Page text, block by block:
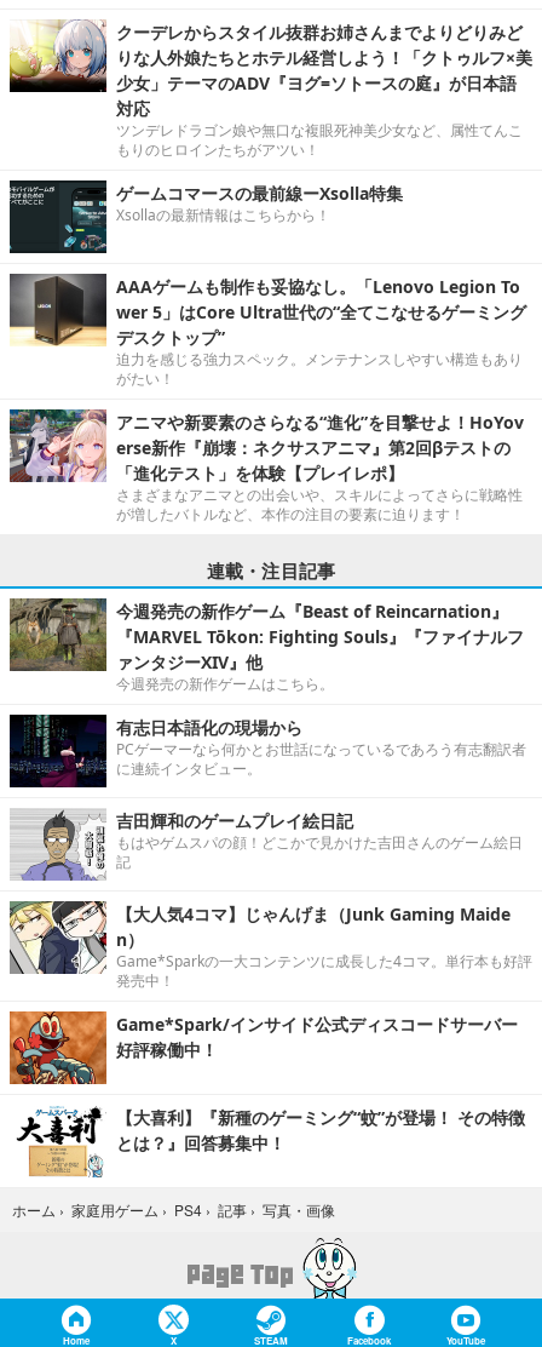
クーデレからスタイル抜群お姉さんまでよりどりみど
りな人外娘たちとホテル経営しよう！「クトゥルフ×美
少女」テーマのADV『ヨグ=ソトースの庭』が日本語
対応
ツンデレドラゴン娘や無口な複眼死神美少女など、属性てんこ
もりのヒロインたちがアツい！
ゲームコマースの最前線ーXsolla特集
Xsollaの最新情報はこちらから！
AAAゲームも制作も妥協なし。「Lenovo Legion To
wer 5」はCore Ultra世代の“全てこなせるゲーミング
デスクトップ”
迫力を感じる強力スペック。メンテナンスしやすい構造もあり
がたい！
アニマや新要素のさらなる“進化”を目撃せよ！HoYov
erse新作『崩壊：ネクサスアニマ』第2回βテストの
「進化テスト」を体験【プレイレポ】
さまざまなアニマとの出会いや、スキルによってさらに戦略性
が増したバトルなど、本作の注目の要素に迫ります！
連載・注目記事
今週発売の新作ゲーム『Beast of Reincarnation』
『MARVEL Tōkon: Fighting Souls』『ファイナルフ
ァンタジーXIV』他
今週発売の新作ゲームはこちら。
有志日本語化の現場から
PCゲーマーなら何かとお世話になっているであろう有志翻訳者
に連続インタビュー。
吉田輝和のゲームプレイ絵日記
もはやゲムスパの顔！どこかで見かけた吉田さんのゲーム絵日
記
【大人気4コマ】じゃんげま（Junk Gaming Maide
n）
Game*Sparkの一大コンテンツに成長した4コマ。単行本も好評
発売中！
Game*Spark/インサイド公式ディスコードサーバー
好評稼働中！
【大喜利】『新種のゲーミング“蚊”が登場！ その特徴
とは？』回答募集中！
ホーム › 家庭用ゲーム › PS4 › 記事 › 写真・画像
Home X STEAM Facebook YouTube